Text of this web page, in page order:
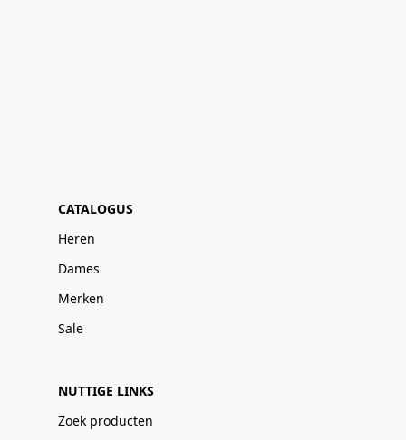
CATALOGUS
Heren
Dames
Merken
Sale
NUTTIGE LINKS
Zoek producten